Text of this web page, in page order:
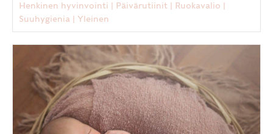
Henkinen hyvinvointi | Päivärutiinit | Ruokavalio |
Suuhygienia | Yleinen